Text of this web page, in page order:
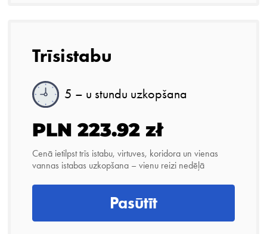
Trīsistabu
5 – u stundu uzkopšana
PLN 223.92 zł
Cenā ietilpst trīs istabu, virtuves, koridora un vienas
vannas istabas uzkopšana – vienu reizi nedēļā
Pasūtīt